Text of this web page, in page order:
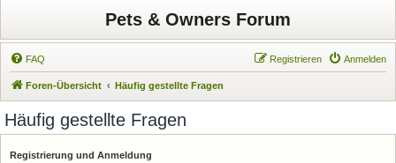
Pets & Owners Forum
FAQ Anmelden
Registrieren
Foren-Übersicht Häufig gestellte Fragen
Häufig gestellte Fragen
Registrierung und Anmeldung